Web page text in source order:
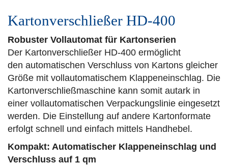
Kartonverschließer HD-400
Robuster Vollautomat für Kartonserien
Der Kartonverschließer HD-400 ermöglicht
den automatischen Verschluss von Kartons gleicher
Größe mit vollautomatischem Klappeneinschlag. Die
Kartonverschließmaschine kann somit autark in
einer vollautomatischen Verpackungslinie eingesetzt
werden. Die Einstellung auf andere Kartonformate
erfolgt schnell und einfach mittels Handhebel.
Kompakt: Automatischer Klappeneinschlag und
Verschluss auf 1 qm